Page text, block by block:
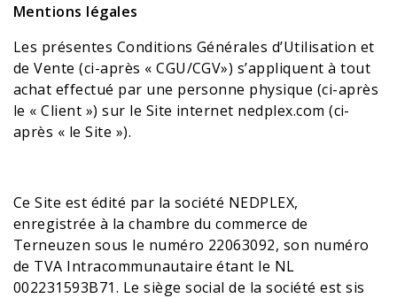
Mentions légales
Les présentes Conditions Générales d’Utilisation et
de Vente (ci-après « CGU/CGV») s’appliquent à tout
achat effectué par une personne physique (ci-après
le « Client ») sur le Site internet nedplex.com (ci-
après « le Site »).
Ce Site est édité par la société NEDPLEX,
enregistrée à la chambre du commerce de
Terneuzen sous le numéro 22063092, son numéro
de TVA Intracommunautaire étant le NL
002231593B71. Le siège social de la société est sis